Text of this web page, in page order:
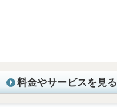
料金やサービスを見る